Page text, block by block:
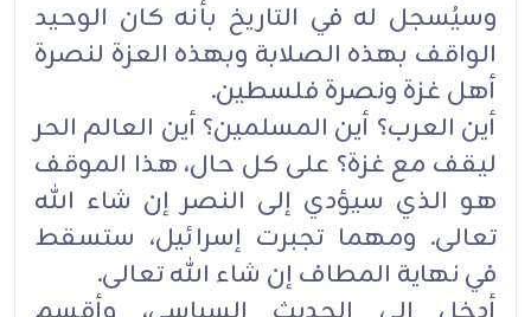
‏وسيُسجل له في التاريخ بأنه كان الوحيد
الواقف بهذه الصلابة وبهذه العزة لنصرة
أهل غزة ونصرة فلسطين‎.‎
أين العرب؟ أين المسلمين؟ أين العالم الحر
ليقف مع غزة؟ على كل حال، هذا الموقف
هو الذي سيؤدي إلى النصر إن ‏شاء الله
تعالى. ومهما تجبرت إسرائيل، ستسقط
في نهاية المطاف إن شاء الله تعالى‎.‎